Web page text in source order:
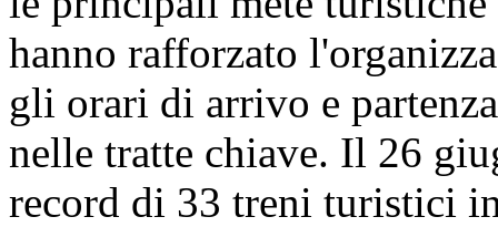
hanno rafforzato
gli orari di arrivo e
nelle tratte chiave. Il 26
record di 33 treni turistici